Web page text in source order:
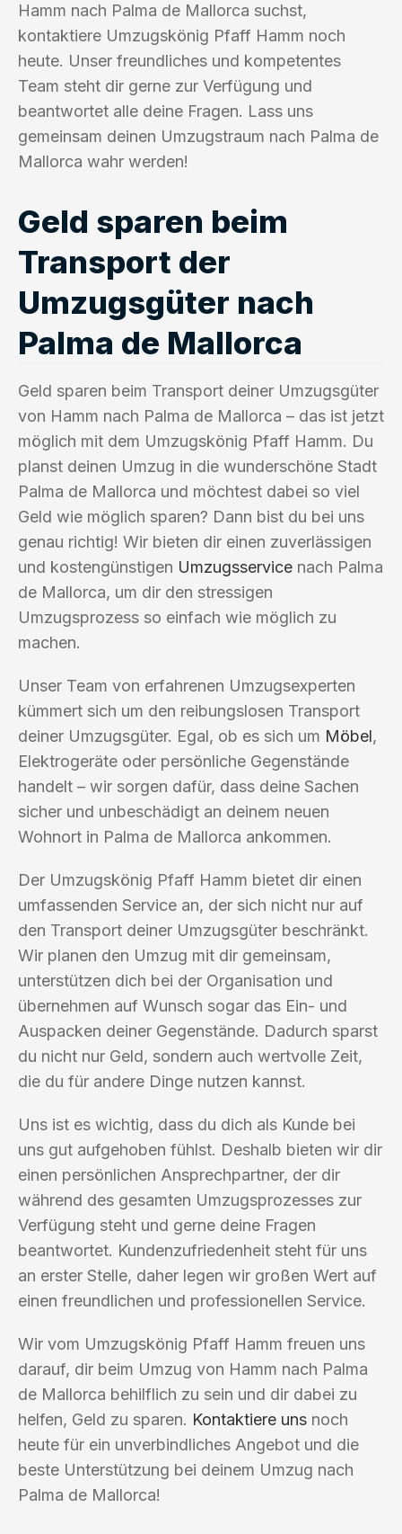
Hamm nach Palma de Mallorca suchst,
kontaktiere Umzugskönig Pfaff Hamm noch
heute. Unser freundliches und kompetentes
Team steht dir gerne zur Verfügung und
beantwortet alle deine Fragen. Lass uns
gemeinsam deinen Umzugstraum nach Palma de
Mallorca wahr werden!
Geld sparen beim
Transport der
Umzugsgüter nach
Palma de Mallorca
Geld sparen beim Transport deiner Umzugsgüter
von Hamm nach Palma de Mallorca – das ist jetzt
möglich mit dem Umzugskönig Pfaff Hamm. Du
planst deinen Umzug in die wunderschöne Stadt
Palma de Mallorca und möchtest dabei so viel
Geld wie möglich sparen? Dann bist du bei uns
genau richtig! Wir bieten dir einen zuverlässigen
und kostengünstigen Umzugsservice nach Palma
de Mallorca, um dir den stressigen
Umzugsprozess so einfach wie möglich zu
machen.
Unser Team von erfahrenen Umzugsexperten
kümmert sich um den reibungslosen Transport
deiner Umzugsgüter. Egal, ob es sich um Möbel,
Elektrogeräte oder persönliche Gegenstände
handelt – wir sorgen dafür, dass deine Sachen
sicher und unbeschädigt an deinem neuen
Wohnort in Palma de Mallorca ankommen.
Der Umzugskönig Pfaff Hamm bietet dir einen
umfassenden Service an, der sich nicht nur auf
den Transport deiner Umzugsgüter beschränkt.
Wir planen den Umzug mit dir gemeinsam,
unterstützen dich bei der Organisation und
übernehmen auf Wunsch sogar das Ein- und
Auspacken deiner Gegenstände. Dadurch sparst
du nicht nur Geld, sondern auch wertvolle Zeit,
die du für andere Dinge nutzen kannst.
Uns ist es wichtig, dass du dich als Kunde bei
uns gut aufgehoben fühlst. Deshalb bieten wir dir
einen persönlichen Ansprechpartner, der dir
während des gesamten Umzugsprozesses zur
Verfügung steht und gerne deine Fragen
beantwortet. Kundenzufriedenheit steht für uns
an erster Stelle, daher legen wir großen Wert auf
einen freundlichen und professionellen Service.
Wir vom Umzugskönig Pfaff Hamm freuen uns
darauf, dir beim Umzug von Hamm nach Palma
de Mallorca behilflich zu sein und dir dabei zu
helfen, Geld zu sparen. Kontaktiere uns noch
heute für ein unverbindliches Angebot und die
beste Unterstützung bei deinem Umzug nach
Palma de Mallorca!